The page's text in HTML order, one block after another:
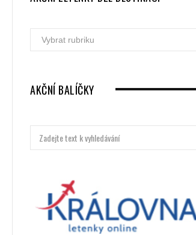
Akční
letenky
destinací
AKČNÍ BALÍČKY
Hledat: